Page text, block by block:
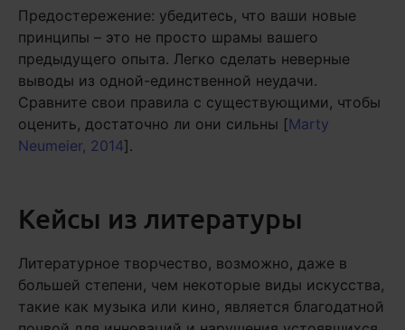
Предостережение: убедитесь, что ваши новые
принципы – это не просто шрамы вашего
предыдущего опыта. Легко сделать неверные
выводы из одной-единственной неудачи.
Сравните свои правила с существующими, чтобы
оценить, достаточно ли они сильны [Marty
Neumeier, 2014].
Кейсы из литературы
Литературное творчество, возможно, даже в
большей степени, чем некоторые виды искусства,
такие как музыка или кино, является благодатной